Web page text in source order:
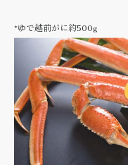
*ゆで越前がに約500g